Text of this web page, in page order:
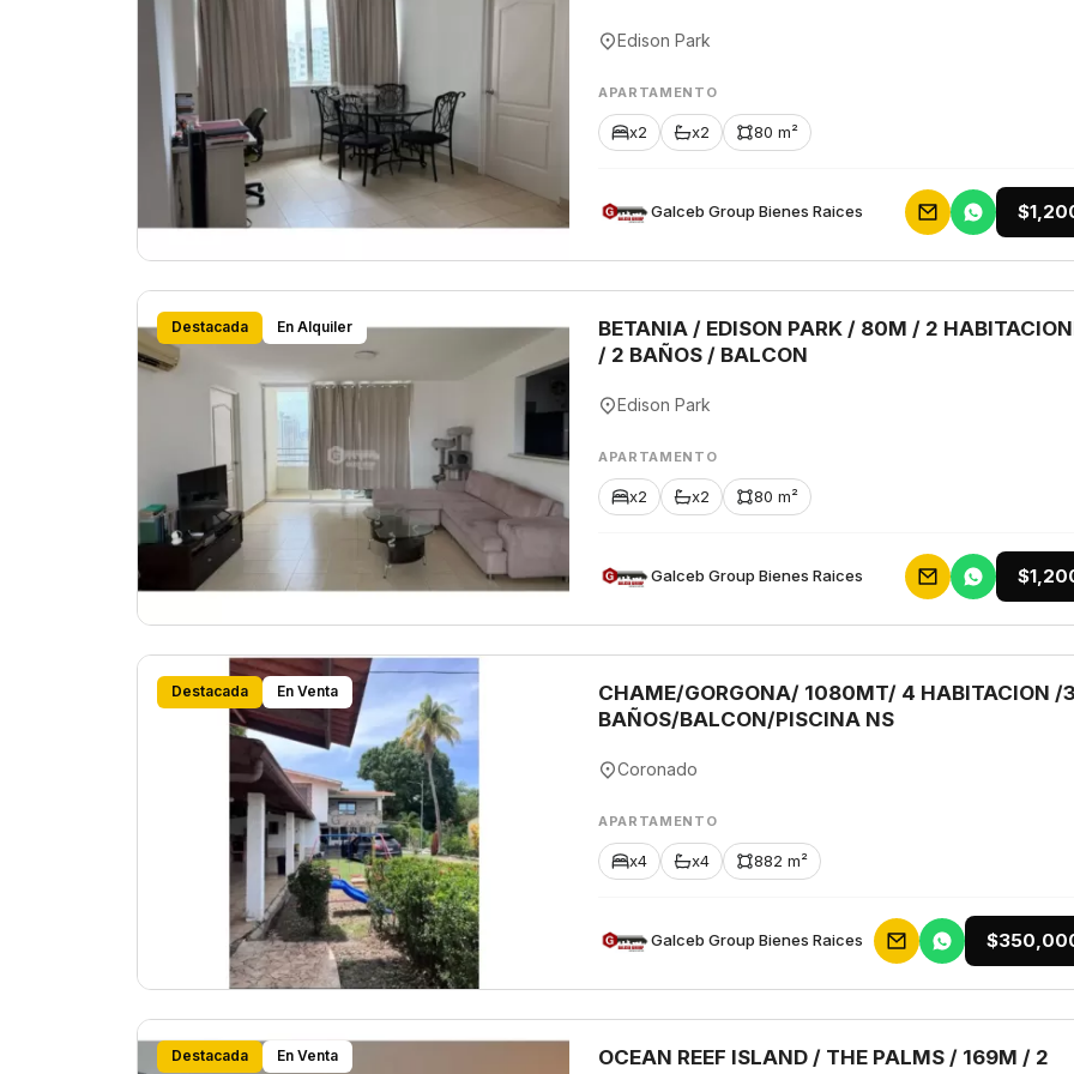
Edison Park
APARTAMENTO
x2 x2 80 m²
Galceb Group Bienes Raices
Destacada En Alquiler
BETANIA / EDISON PARK / 80M / 2
/ 2 BAÑOS / BALCON
Edison Park
APARTAMENTO
x2 x2 80 m²
Galceb Group Bienes Raices
Destacada En Venta
CHAME/GORGONA/ 1080MT/ 4 HABITACION /3
BAÑOS/BALCON/PISCINA NS
Coronado
APARTAMENTO
x4 x4 882 m²
Galceb Group Bienes Raices
Destacada En Venta
OCEAN REEF ISLAND / THE PALMS / 169M / 2